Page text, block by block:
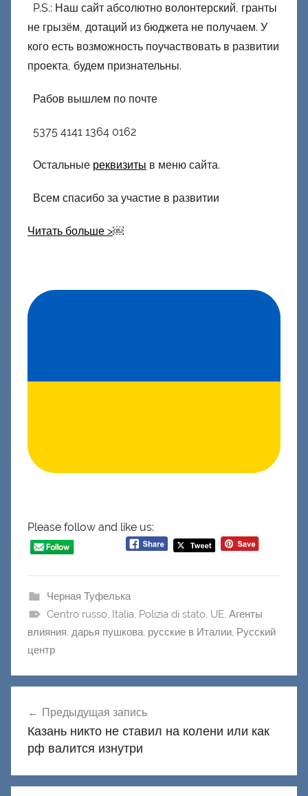
P.S.: Наш сайт абсолютно волонтерский, гранты
не грызём, дотаций из бюджета не получаем. У
кого есть возможность поучаствовать в развитии
проекта, будем признательны.
Рабов вышлем по почте
5375 4141 1364 0162
Остальные реквизиты в меню сайта.
Всем спасибо за участие в развитии
Читать больше >￼
Please follow and like us:
Черная Туфелька
Centro russo, Italia, Polizia di stato, UE, Агенты
влияния, дарья пушкова, русские в Италии, Русский
центр
по
записям
Предыдущая запись
Казань никто не ставил на колени или как
рф валится изнутри